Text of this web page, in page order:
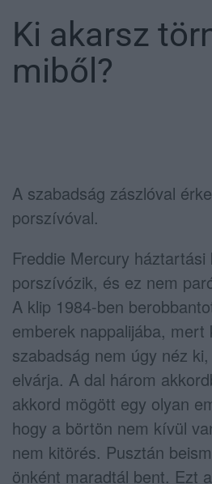
Ki akarsz
miből?
A szabadság zászlóval
porszívóval.
Freddie Mercury háztartási
porszívózik, és ez nem
A klip 1984-ben
emberek nappalijába, mert
szabadság nem úgy néz
elvárja. A dal három
akkord mögött egy olyan
hogy a börtön nem kívül
nem kitörés. Pusztán
önként maradtál bent. Ezt